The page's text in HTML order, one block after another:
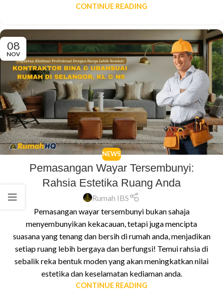
CONTINUE READING
08
NOV
NEWS
Pemasangan Wayar Tersembunyi:
Rahsia Estetika Ruang Anda
Rumah IBS
Pemasangan wayar tersembunyi bukan sahaja
menyembunyikan kekacauan, tetapi juga mencipta
suasana yang tenang dan bersih di rumah anda, menjadikan
setiap ruang lebih bergaya dan berfungsi! Temui rahsia di
sebalik reka bentuk moden yang akan meningkatkan nilai
estetika dan keselamatan kediaman anda.
CONTINUE READING